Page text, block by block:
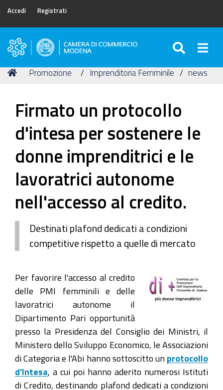
Accedi Registrati
Camera
Commercio
Tu
Home
Promozione Imprenditoria Femminile news
Firmato un protocollo
d'intesa per sostenere le
donne imprenditrici e le
lavoratrici autonome
nell'accesso al credito.
Destinati plafond dedicati a condizioni
competitive rispetto a quelle di mercato
Per favorire l'accesso al credito
delle PMI femminili e delle
lavoratrici autonome il
Dipartimento Pari opportunità
presso la Presidenza del Consiglio dei Ministri, il
Ministero dello Sviluppo Economico, le Associazioni
di Categoria e l'Abi hanno sottoscitto un protocollo
d'Intesa , a cui poi hanno aderito numerosi Istituti
di Credito, destinando plafond dedicati a condizioni